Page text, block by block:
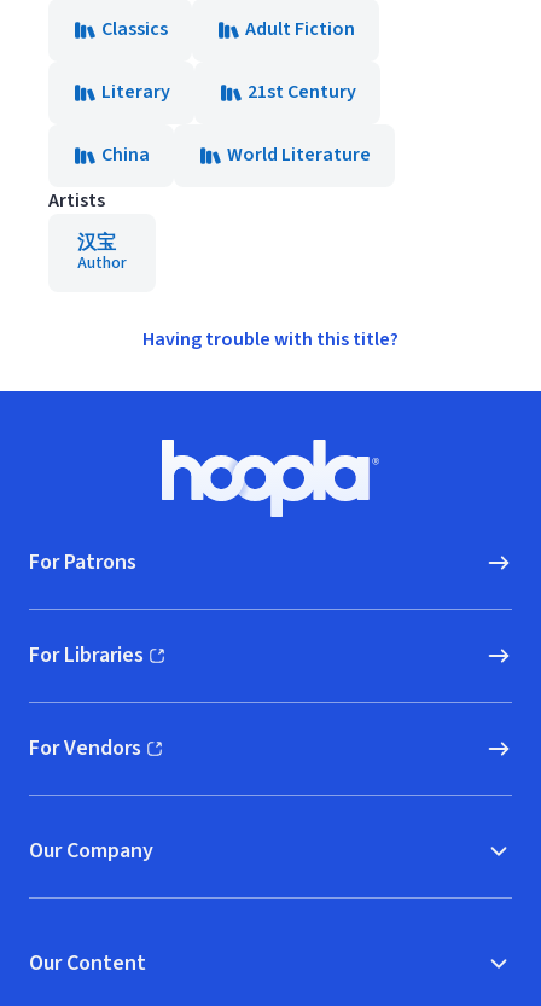
Classics
Adult Fiction
Literary 21st Century
China
World Literature
Artists
汉宝
Author
Having trouble with this title?
Hoopla logo, Go to homepage
For Patrons
For Libraries
(opens in new window)
For Vendors
(opens in new window)
Our Company
Our Content